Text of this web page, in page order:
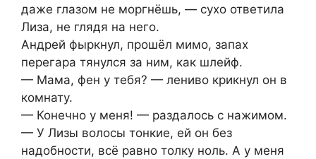
даже глазом не моргнёшь, — сухо ответила
Лиза, не глядя на него.
Андрей фыркнул, прошёл мимо, запах
перегара тянулся за ним, как шлейф.
— Мама, фен у тебя? — лениво крикнул он в
комнату.
— Конечно у меня! — раздалось с нажимом.
— У Лизы волосы тонкие, ей он без
надобности, всё равно толку ноль. А у меня